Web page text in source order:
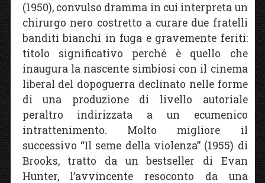
(1950), convulso dramma in cui interpreta un
chirurgo nero costretto a curare due fratelli
banditi bianchi in fuga e gravemente feriti:
titolo significativo perché è quello che
inaugura la nascente simbiosi con il cinema
liberal del dopoguerra declinato nelle forme
di una produzione di livello autoriale
peraltro indirizzata a un ecumenico
intrattenimento. Molto migliore il
successivo “Il seme della violenza” (1955) di
Brooks, tratto da un bestseller di Evan
Hunter, l’avvincente resoconto da una